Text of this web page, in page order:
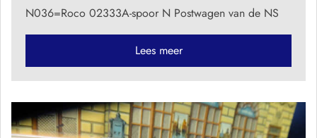
N036=Roco 02333A-spoor N Postwagen van de NS
Lees meer